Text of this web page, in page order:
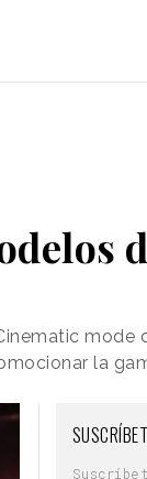
mode
la